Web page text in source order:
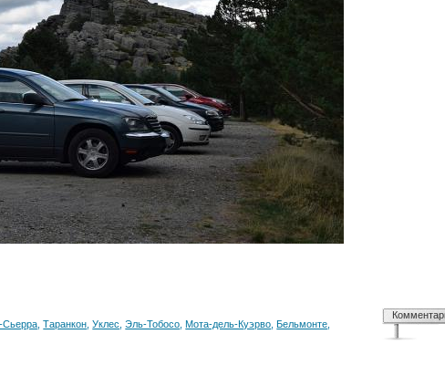
Сьерра ,Таранкон ,Уклес ,Эль-Тобосо ,Мота-дель-Куэрво ,Бельмонте